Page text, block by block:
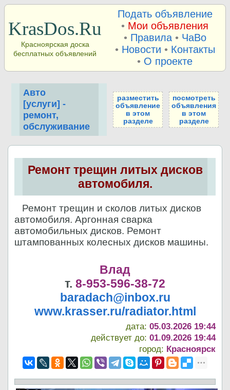
KrasDos.Ru
Красноярская доска
бесплатных объявлений
Подать объявление
• Мои объявления
• Правила• ЧаВо
• Новости • Контакты
• О проекте
Авто
[услуги] -
ремонт,
обслуживание
разместить
объявление
в этом
разделе
посмотреть
объявления
в этом
разделе
Ремонт трещин литых дисков
автомобиля.
Ремонт трещин и сколов литых дисков
автомобиля. Аргонная сварка
автомобильных дисков. Ремонт
штампованных колесных дисков машины.
Влад
т. 8-953-596-38-72
baradach@inbox.ru
www.krasser.ru/radiator.html
дата:05.03.2026 19:44
действует до:01.09.2026 19:44
город: Красноярск